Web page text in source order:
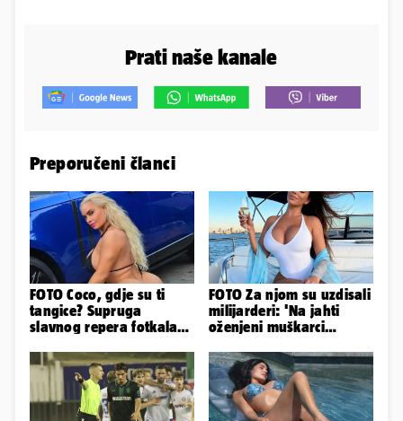
Prati naše kanale
Preporučeni članci
FOTO Coco, gdje su ti
tangice? Supruga
slavnog repera fotkala
sve
FOTO Za njom su uzdisali
milijarderi: 'Na jahti
oženjeni muškarci